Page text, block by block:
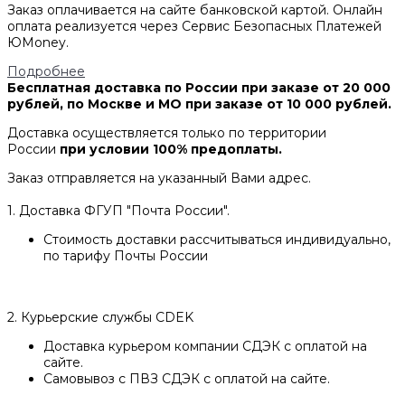
Заказ оплачивается на сайте банковской картой. Онлайн
оплата реализуется через Сервис Безопасных Платежей
ЮMoney.
Подробнее
Бесплатная доставка по России при заказе от 20 000
рублей, по Москве и МО при заказе от 10 000 рублей.
Доставка осуществляется только по территории
России при условии 100% предоплаты.
Заказ отправляется на указанный Вами адрес.
1. Доставка ФГУП "Почта России".
Стоимость доставки рассчитываться индивидуально,
по тарифу Почты России
2. Курьерские службы CDEK
Доставка курьером компании СДЭК с оплатой на
сайте.
Самовывоз с ПВЗ СДЭК с оплатой на сайте.